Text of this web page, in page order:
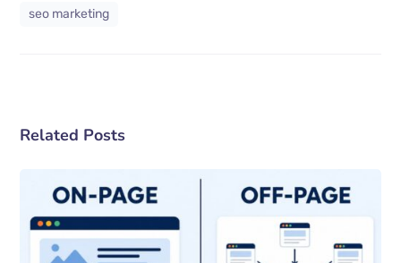
seo marketing
Related Posts